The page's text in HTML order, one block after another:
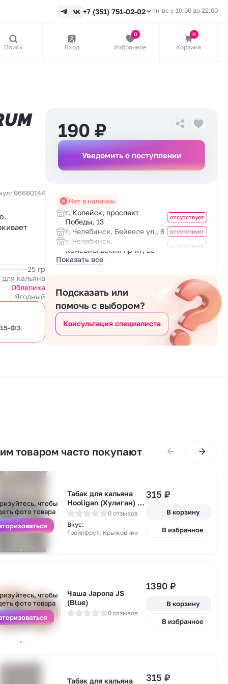
+7 (351) 751-02-02 пн-вс с 10:00 до 22:00
Поиск Вход
0
Избранное
0
Корзина
96680144
25 гр
для кальяна
Облепиха
Ягодный
ФЗ.
190 ₽
Уведомить о поступлении
Нет в наличии
г. Копейск, проспект
Победы, 13
отсутствует
г. Челябинск, Бейвеля ул., 6 отсутствует
г. Челябинск,
Комсомольский пр-кт, 33
отсутствует
Показать все
Подсказать или
помочь с выбором?
Консультация специалиста
товаром часто покупают
чтобы
фото товара
Табак для кальяна
Hooligan (Хулиган) -
JORIK (Грейпфрут,
Крыжовник) 25гр.
0 отзывов
Вкус:
Грейпфрут, Крыжовник
315 ₽
В корзину
В избранное
чтобы
фото товара
Чаша Japona JS
(Blue)
0 отзывов
1390 ₽
В корзину
В избранное
Табак для кальяна
315 ₽